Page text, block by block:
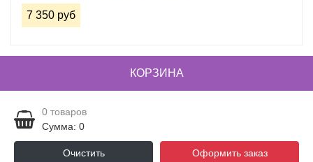
7 350 руб
КОРЗИНА
0 товаров
Сумма: 0
Очистить Оформить заказ